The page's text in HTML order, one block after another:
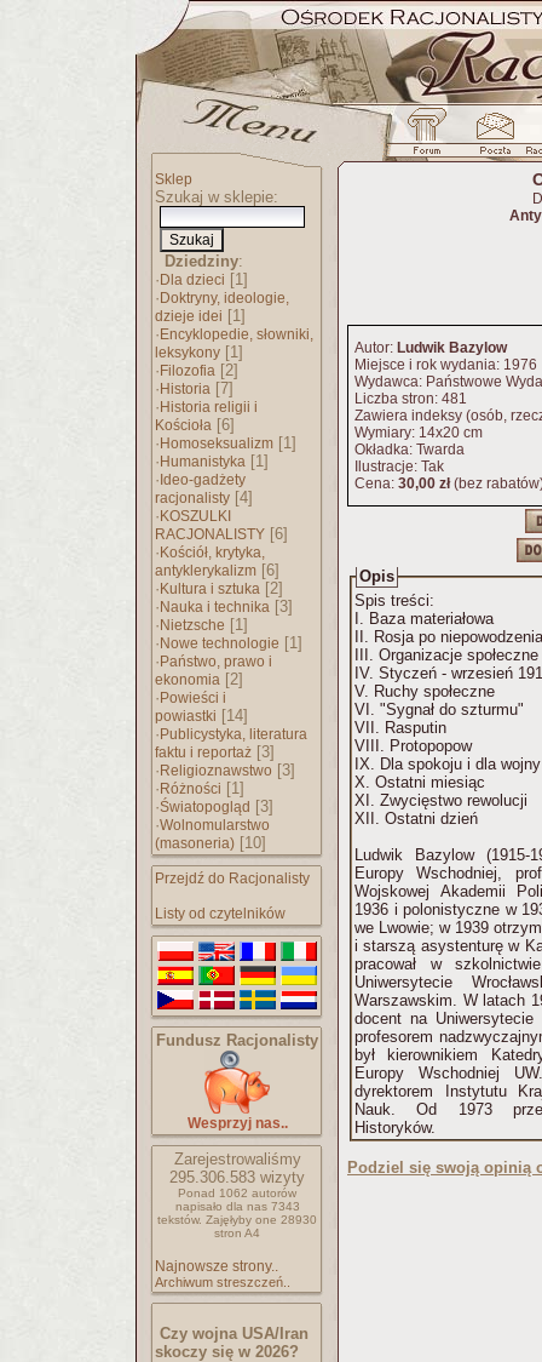
Sklep
Szukaj w sklepie:
Dziedziny:
· Dla dzieci [1]
· Doktryny, ideologie,
dzieje idei [1]
· Encyklopedie, słowniki,
leksykony [1]
· Filozofia [2]
· Historia [7]
· Historia religii i
Kościoła [6]
· Homoseksualizm [1]
· Humanistyka [1]
· Ideo-gadżety
racjonalisty [4]
· KOSZULKI
RACJONALISTY [6]
· Kościół, krytyka,
antyklerykalizm [6]
· Kultura i sztuka [2]
· Nauka i technika [3]
· Nietzsche [1]
· Nowe technologie [1]
· Państwo, prawo i
ekonomia [2]
· Powieści i
powiastki [14]
· Publicystyka, literatura
faktu i reportaż [3]
· Religioznawstwo [3]
· Różności [1]
·Światopogląd [3]
·Wolnomularstwo
(masoneria) [10]
Przejdź do Racjonalisty
Listy od czytelników
Fundusz Racjonalisty
Wesprzyj nas..
Zarejestrowaliśmy
295.306.583 wizyty
Ponad 1062 autorów
napisało dla nas 7343
tekstów. Zajęłyby one 28930
stron A4
Najnowsze strony..
Archiwum streszczeń..
Czy wojna USA/Iran
skoczy się w 2026?
Autor: Ludwik Bazylow
Miejsce i rok wydania: 1976
Wydawca: Państwowe
Liczba stron: 481
Zawiera indeksy (osób,
Wymiary: 14x20 cm
Okładka: Twarda
Ilustracje: Tak
Cena: 30,00 zł(bez
Opis
Spis treści:
I. Baza materiałowa
II. Rosja po
III. Organizacje społeczne
IV. Styczeń - wrzesień
V. Ruchy społeczne
VI. "Sygnał do szturmu"
VII. Rasputin
VIII. Protopopow
IX. Dla spokoju i dla wojny
X. Ostatni miesiąc
XI. Zwycięstwo rewolucji
XII. Ostatni dzień
Ludwik Bazylow
Europy Wschodniej,
Wojskowej Akademii
1936 i polonistyczne w
we Lwowie; w 1939
i starszą asystenturę w
pracował w
Uniwersytecie
Warszawskim. W latach
docent na
profesorem
był kierownikiem
Europy Wschodniej
dyrektorem Instytutu
Nauk. Od 1973
Historyków.
Podziel się swoją opinią